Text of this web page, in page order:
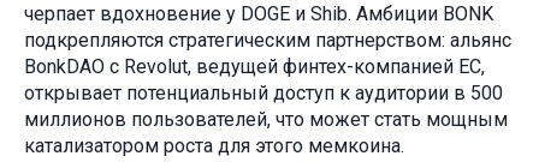
черпает вдохновение у DOGE и Shib. Амбиции BONK
подкрепляются стратегическим партнерством: альянс
BonkDAO с Revolut, ведущей финтех-компанией ЕС,
открывает потенциальный доступ к аудитории в 500
миллионов пользователей, что может стать мощным
катализатором роста для этого мемкоина.